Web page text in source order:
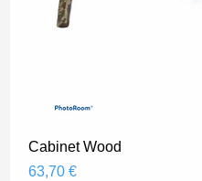
Cabinet Wood
Prix
63,70 €